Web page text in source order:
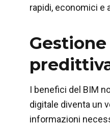
rapidi, economici e
I benefici del BIM
digitale diventa un
informazioni